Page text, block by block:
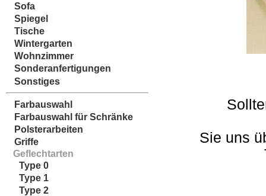
Sofa
Spiegel
Tische
Wintergarten
Wohnzimmer
Sonderanfertigungen
Sonstiges
Farbauswahl
Farbauswahl für Schränke
Polsterarbeiten
Griffe
Geflechtarten
Type 0
Type 1
Type 2
Sie uns